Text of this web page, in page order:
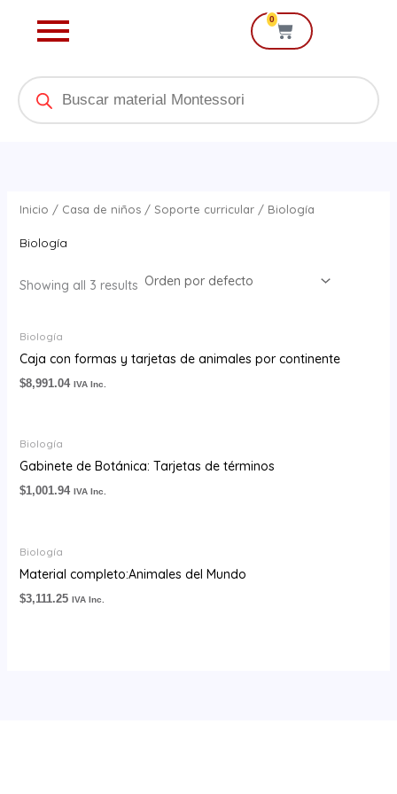
0
Cart
Products
search
Inicio / Casa de niños/ Soporte curricular/ Biología
Biología
Showing all 3 results
Biología
Caja con formas y tarjetas de animales por continente
$8,991.04 IVA Inc.
Biología
Gabinete de Botánica: Tarjetas de términos
$1,001.94 IVA Inc.
Biología
Material completo:Animales del Mundo
$3,111.25 IVA Inc.